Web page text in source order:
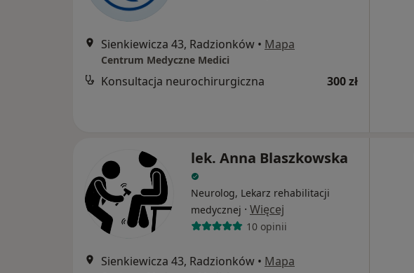
Sienkiewicza 43, Radzionków • Mapa
Centrum Medyczne Medici
Konsultacja neurochirurgiczna 300 zł
lek. Anna Blaszkowska
Neurolog, Lekarz rehabilitacji
medycznej · Więcej
10 opinii
Sienkiewicza 43, Radzionków • Mapa